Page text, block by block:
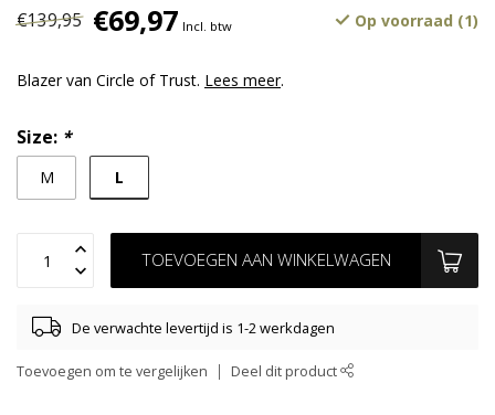
€139,95 €69,97 Incl. btw Op voorraad (1)
Blazer van Circle of Trust. Lees meer.
Size: *
M L
TOEVOEGEN AAN WINKELWAGEN
De verwachte levertijd is 1-2 werkdagen
Toevoegen om te vergelijken Deel dit product